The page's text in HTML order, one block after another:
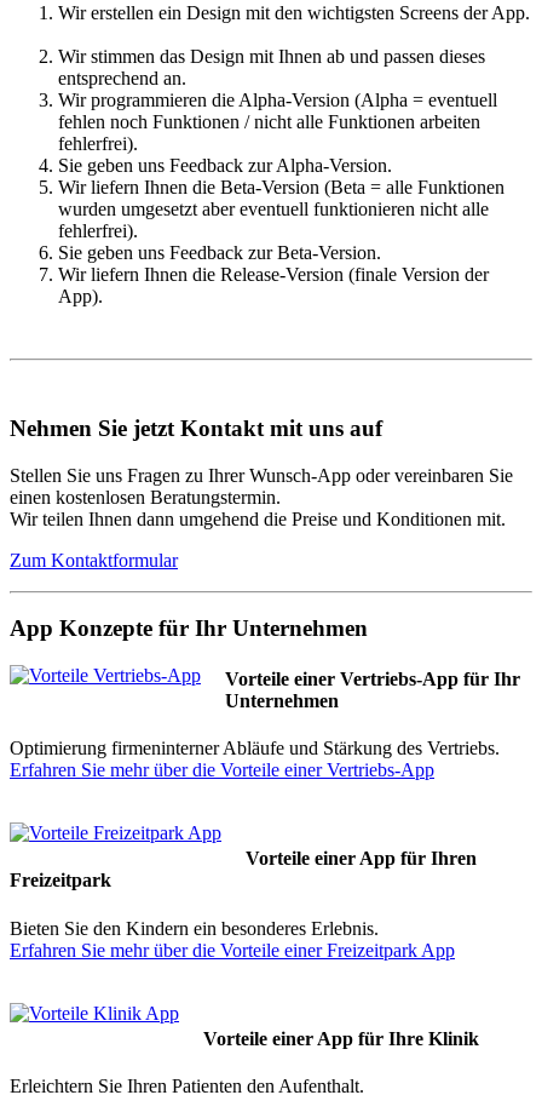
Wir erstellen ein Design mit den wichtigsten Screens der App.
Wir stimmen das Design mit Ihnen ab und passen dieses
entsprechend an.
Wir programmieren die Alpha-Version (Alpha = eventuell
fehlen noch Funktionen / nicht alle Funktionen arbeiten
fehlerfrei).
Sie geben uns Feedback zur Alpha-Version.
Wir liefern Ihnen die Beta-Version (Beta = alle Funktionen
wurden umgesetzt aber eventuell funktionieren nicht alle
fehlerfrei).
Sie geben uns Feedback zur Beta-Version.
Wir liefern Ihnen die Release-Version (finale Version der
App).
Nehmen Sie jetzt Kontakt mit uns auf
Stellen Sie uns Fragen zu Ihrer Wunsch-App oder vereinbaren Sie
einen kostenlosen Beratungstermin.
Wir teilen Ihnen dann umgehend die Preise und Konditionen mit.
Zum Kontaktformular
App Konzepte für Ihr Unternehmen
Vorteile einer Vertriebs-App für Ihr
Unternehmen
Optimierung firmeninterner Abläufe und Stärkung des Vertriebs.
Erfahren Sie mehr über die Vorteile einer Vertriebs-App
Vorteile einer App für Ihren
Freizeitpark
Bieten Sie den Kindern ein besonderes Erlebnis.
Erfahren Sie mehr über die Vorteile einer Freizeitpark App
Vorteile einer App für Ihre Klinik
Erleichtern Sie Ihren Patienten den Aufenthalt.